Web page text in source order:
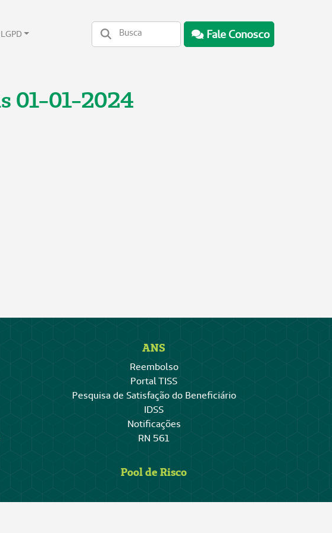
LGPD Fale Conosco
01-01-2024
ANS
Reembolso
Portal TISS
Pesquisa de Satisfação do Beneficiário
IDSS
Notificações
RN 561
Pool de Risco